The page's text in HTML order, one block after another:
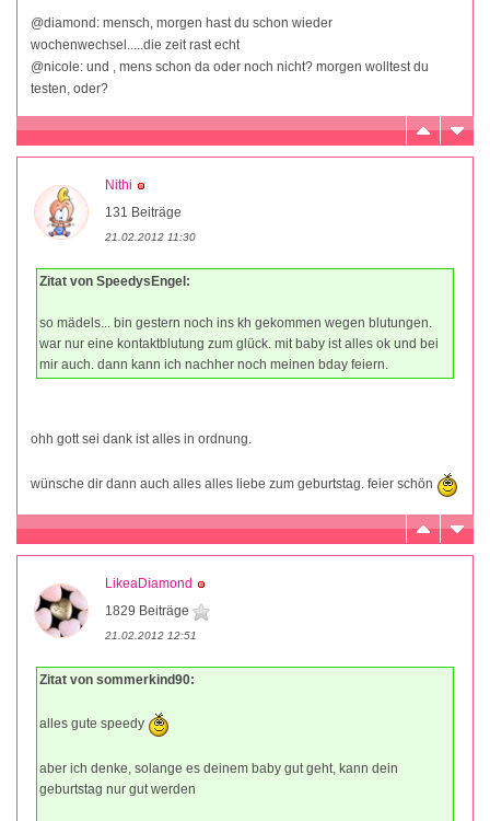
@diamond: mensch, morgen hast du schon wieder
wochenwechsel.....die zeit rast echt
@nicole: und , mens schon da oder noch nicht? morgen wolltest du
testen, oder?
Nithi
131 Beiträge
21.02.2012 11:30
Zitat von SpeedysEngel:
so mädels... bin gestern noch ins kh gekommen wegen blutungen.
war nur eine kontaktblutung zum glück. mit baby ist alles ok und bei
mir auch. dann kann ich nachher noch meinen bday feiern.
ohh gott sei dank ist alles in ordnung.
wünsche dir dann auch alles alles liebe zum geburtstag. feier schön
LikeaDiamond
1829 Beiträge
21.02.2012 12:51
Zitat von sommerkind90:
alles gute speedy
aber ich denke, solange es deinem baby gut geht, kann dein
geburtstag nur gut werden